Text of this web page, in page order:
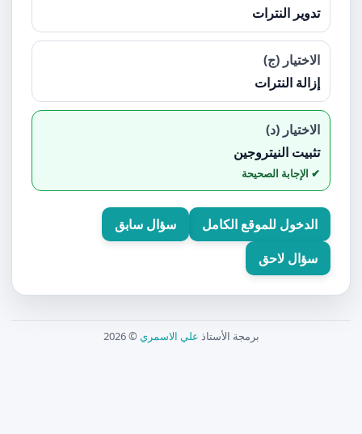
تدوير النترات
الاختيار (ج)
إزالة النترات
الاختيار (د)
تثبيت النيتروجين
الدخول للموقع الكامل
سؤال سابق
سؤال لاحق
برمجة الأستاذ علي الاسمري © 2026